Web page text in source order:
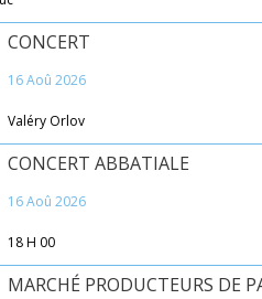
CONCERT
16 Aoû 2026
Valéry Orlov
CONCERT ABBATIALE
16 Aoû 2026
18 H 00
MARCHÉ PRODUCTEURS DE